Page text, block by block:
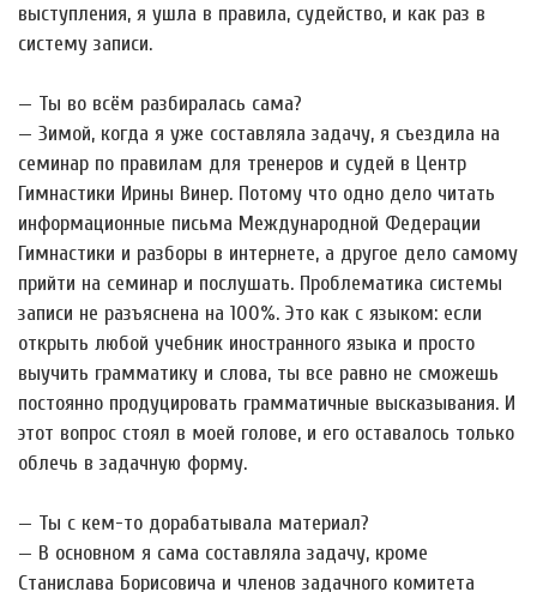
выступления, я ушла в правила, судейство, и как раз в
систему записи.
— Ты во всём разбиралась сама?
— Зимой, когда я уже составляла задачу, я съездила на
семинар по правилам для тренеров и судей в Центр
Гимнастики Ирины Винер. Потому что одно дело читать
информационные письма Международной Федерации
Гимнастики и разборы в интернете, а другое дело самому
прийти на семинар и послушать. Проблематика системы
записи не разъяснена на 100%. Это как с языком: если
открыть любой учебник иностранного языка и просто
выучить грамматику и слова, ты все равно не сможешь
постоянно продуцировать грамматичные высказывания. И
этот вопрос стоял в моей голове, и его оставалось только
облечь в задачную форму.
— Ты с кем-то дорабатывала материал?
— В основном я сама составляла задачу, кроме
Станислава Борисовича и членов задачного комитета